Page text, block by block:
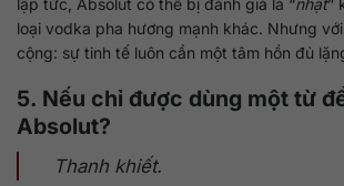
loại vodka pha hương mạnh khác. Nhưng
cộng: sự tinh tế luôn cần một tâm hồn đủ
5. Nếu chỉ được dùng một từ
Absolut?
Thanh khiết.